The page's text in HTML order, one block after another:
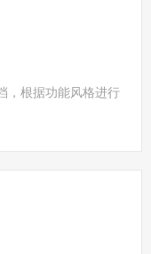
，根据功能风格进行